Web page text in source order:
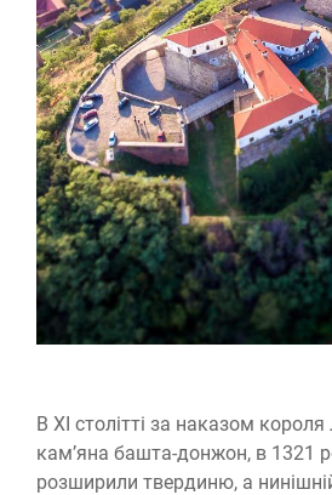
В XI столітті за наказом
кам’яна башта-донжон, в 1321
розширили твердиню, а